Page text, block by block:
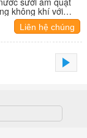
không khí với
Liên hệ chúng
tôi